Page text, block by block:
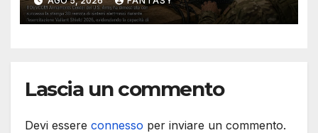
Lascia un commento
Devi essere connesso per inviare un commento.